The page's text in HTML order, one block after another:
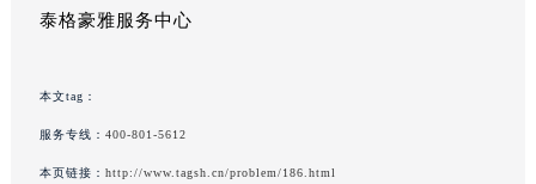
泰格豪雅服务中心
本文tag：
服务专线： 400-801-5612
本页链接： http://www.tagsh.cn/problem/186.html